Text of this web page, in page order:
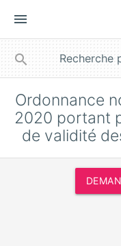
menu
search
Ordonnance
2020 portant
de validité